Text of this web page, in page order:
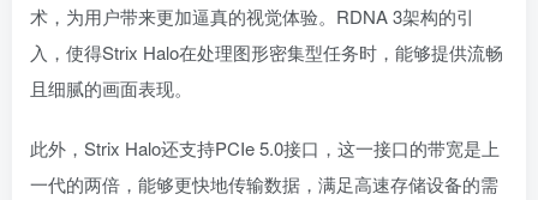
术，为用户带来更加逼真的视觉体验。RDNA 3架构的引
入，使得Strix Halo在处理图形密集型任务时，能够提供流畅
且细腻的画面表现。
此外，Strix Halo还支持PCIe 5.0接口，这一接口的带宽是上
一代的两倍，能够更快地传输数据，满足高速存储设备的需